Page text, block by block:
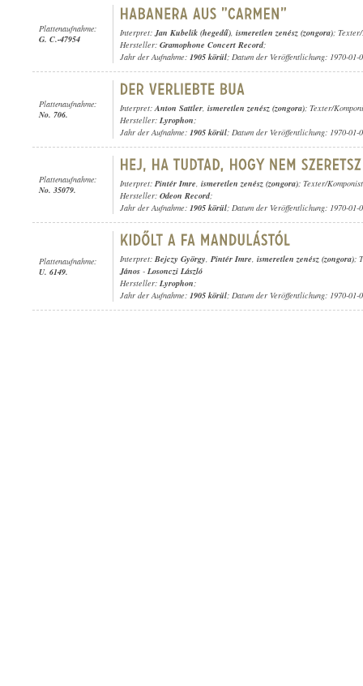
Plattenaufnahme:
G. C.-47954
Interpret:Jan Kubelik (hegedű), ismeretlen zenész (zongora);
Hersteller: Gramophone Concert Record;
Jahr der Aufnahme: 1905 körül; Datum der Veröffentlichung: 1970-01-
Plattenaufnahme:
No. 706.
Interpret:Anton Sattler, ismeretlen zenész (zongora); Texter/
Hersteller: Lyrophon;
Jahr der Aufnahme: 1905 körül; Datum der Veröffentlichung: 1970-01-
Plattenaufnahme:
No. 35079.
Interpret: Pintér Imre, ismeretlen zenész (zongora); Texter/
Hersteller: Odeon Record;
Jahr der Aufnahme: 1905 körül; Datum der Veröffentlichung: 1970-01-
Plattenaufnahme:
U. 6149.
Interpret: Bejczy György, Pintér Imre, ismeretlen zenész (zongora);
János - Losonczi László
Hersteller: Lyrophon;
Jahr der Aufnahme: 1905 körül; Datum der Veröffentlichung: 1970-01-